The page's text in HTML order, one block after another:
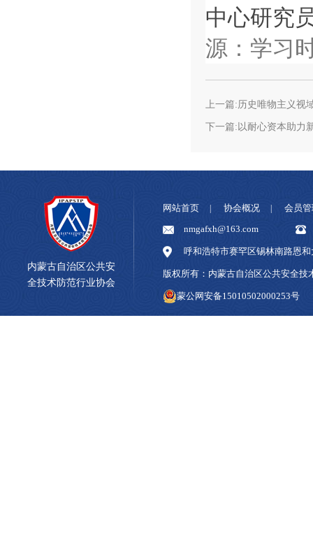
中心研究
源：学习
上一篇:历史唯物主义视
下一篇:以耐心资本助力
内蒙古自治区公共安
全技术防范行业协会
网站首页 协会概况
会员管
nmgafxh@163.com
呼和浩特市赛罕区锡林南路恩和
版权所有：内蒙古自治区公共安
蒙公网安备15010502000253号